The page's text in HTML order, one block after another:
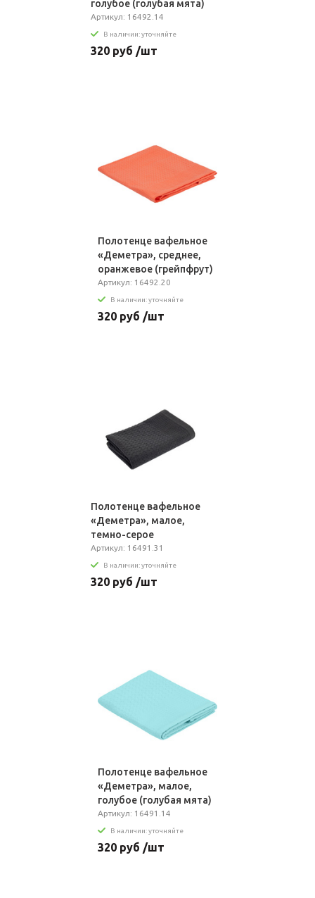
голубое (голубая мята)
Артикул: 16492.14
В наличии: уточняйте
320 руб /шт
Полотенце вафельное
«Деметра», среднее,
оранжевое (грейпфрут)
Артикул: 16492.20
В наличии: уточняйте
320 руб /шт
Полотенце вафельное
«Деметра», малое,
темно-серое
Артикул: 16491.31
В наличии: уточняйте
320 руб /шт
Полотенце вафельное
«Деметра», малое,
голубое (голубая мята)
Артикул: 16491.14
В наличии: уточняйте
320 руб /шт